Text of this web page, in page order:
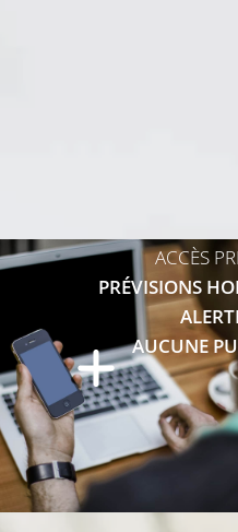
29°C
29°C
ACCÈS
PRÉVISIONS
AUCUNE